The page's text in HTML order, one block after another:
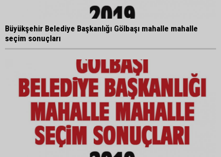
Büyükşehir Belediye Başkanlığı Gölbaşı mahalle mahalle
seçim sonuçları